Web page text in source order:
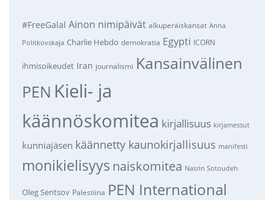
#FreeGalal Ainon nimipäivät alkuperäiskansat Anna
Politkovskaja Charlie Hebdo demokratia Egypti ICORN
ihmisoikeudet Iran journalismi Kansainvälinen
PEN Kieli- ja
käännöskomitea kirjallisuus kirjamessut
kunniajäsen käännetty kaunokirjallisuus manifesti
monikielisyys naiskomitea Nasrin Sotoudeh
Oleg Sentsov Palestiina PEN International